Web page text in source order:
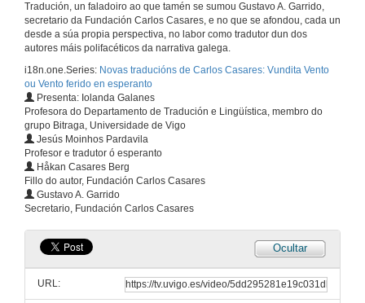
Tradución, un faladoiro ao que tamén se sumou Gustavo A. Garrido,
secretario da Fundación Carlos Casares, e no que se afondou, cada un
desde a súa propia perspectiva, no labor como tradutor dun dos
autores máis polifacéticos da narrativa galega.
i18n.one.Series: Novas traducións de Carlos Casares: Vundita Vento
ou Vento ferido en esperanto
Presenta: Iolanda Galanes
Profesora do Departamento de Tradución e Lingüística, membro do
grupo Bitraga, Universidade de Vigo
Jesús Moinhos Pardavila
Profesor e tradutor ó esperanto
Håkan Casares Berg
Fillo do autor, Fundación Carlos Casares
Gustavo A. Garrido
Secretario, Fundación Carlos Casares
Ocultar
URL:
17 de out. de 2019